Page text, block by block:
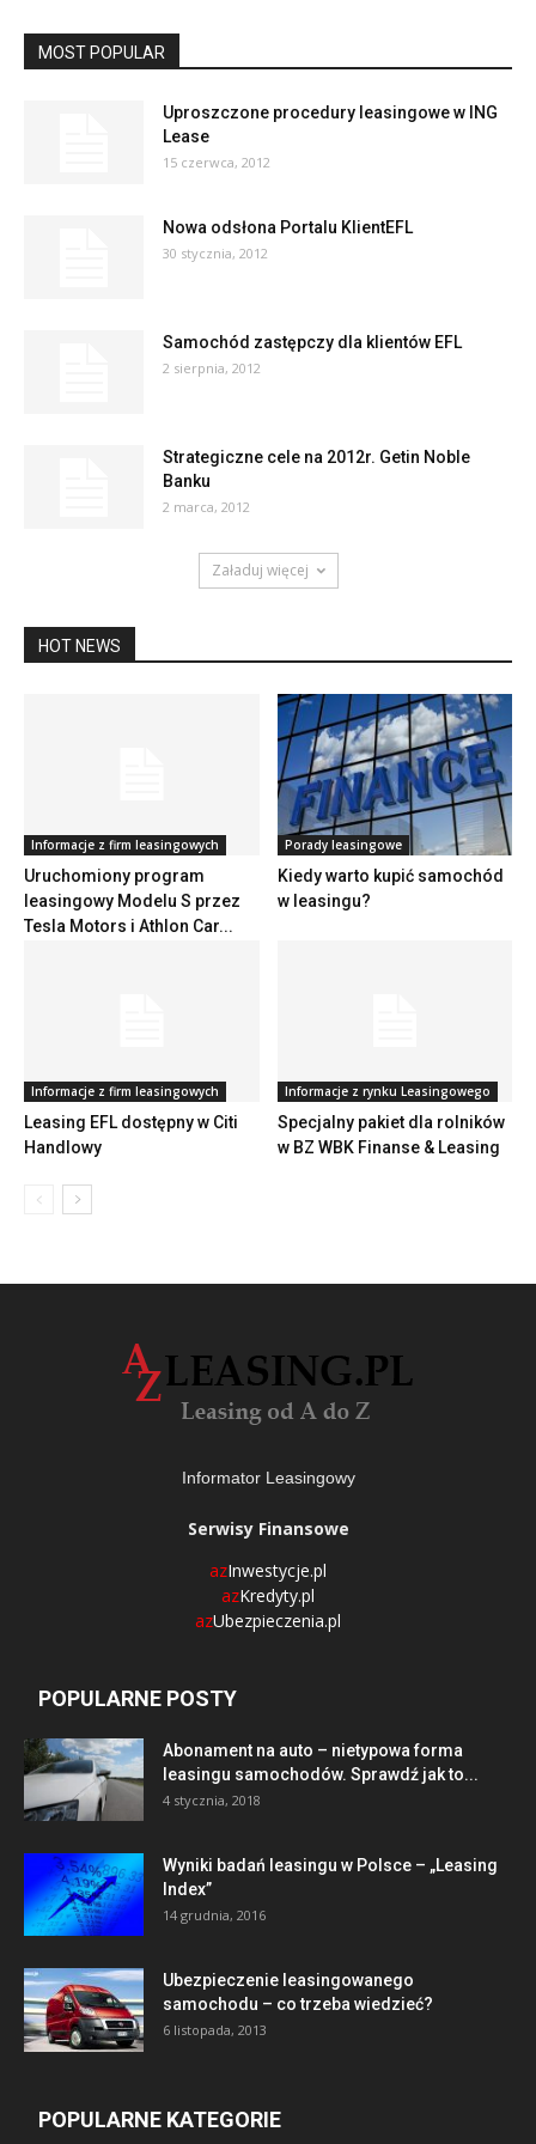
MOST POPULAR
Uproszczone procedury leasingowe w ING
Lease
15 czerwca, 2012
Nowa odsłona Portalu KlientEFL
30 stycznia, 2012
Samochód zastępczy dla klientów EFL
2 sierpnia, 2012
Strategiczne cele na 2012r. Getin Noble
Banku
2 marca, 2012
Załaduj więcej
HOT NEWS
Informacje z firm leasingowych
Uruchomiony program
leasingowy Modelu S przez
Tesla Motors i Athlon Car...
Porady leasingowe
Kiedy warto kupić samochód
w leasingu?
Informacje z firm leasingowych
Leasing EFL dostępny w Citi
Handlowy
Informacje z rynku Leasingowego
Specjalny pakiet dla rolników
w BZ WBK Finanse & Leasing
Informator Leasingowy
Serwisy Finansowe
azInwestycje.pl
azKredyty.pl
azUbezpieczenia.pl
POPULARNE POSTY
Abonament na auto – nietypowa forma
leasingu samochodów. Sprawdź jak to...
4 stycznia, 2018
Wyniki badań leasingu w Polsce – „Leasing
Index”
14 grudnia, 2016
Ubezpieczenie leasingowanego
samochodu – co trzeba wiedzieć?
6 listopada, 2013
POPULARNE KATEGORIE